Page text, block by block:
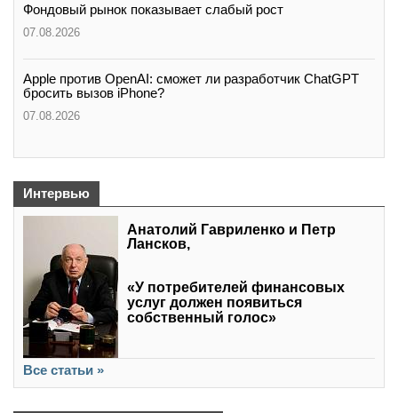
Фондовый рынок показывает слабый рост
07.08.2026
Apple против OpenAI: сможет ли разработчик ChatGPT
бросить вызов iPhone?
07.08.2026
Интервью
Анатолий Гавриленко и Петр
Лансков,
«У потребителей финансовых
услуг должен появиться
собственный голос»
Все статьи »